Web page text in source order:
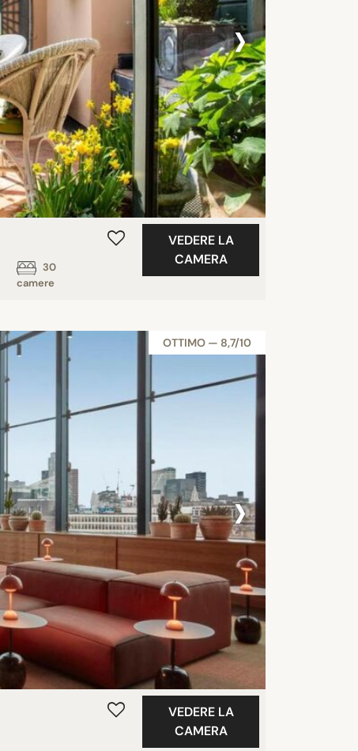
›
30
camere
VEDERE LA
CAMERA
OTTIMO — 8,7/10
›
VEDERE LA
CAMERA